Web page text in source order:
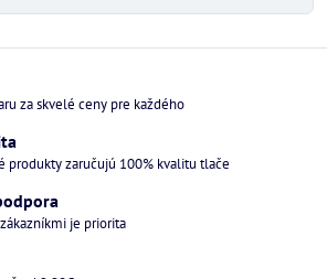
za skvelé ceny pre každého
produkty zaručujú 100% kvalitu tlače
je priorita